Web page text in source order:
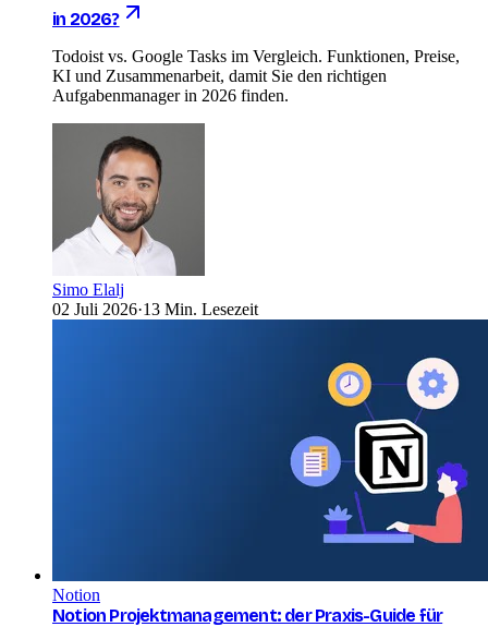
in 2026?
Todoist vs. Google Tasks im Vergleich. Funktionen, Preise,
KI und Zusammenarbeit, damit Sie den richtigen
Aufgabenmanager in 2026 finden.
Simo Elalj
02 Juli 2026·13 Min. Lesezeit
Notion
Notion Projektmanagement: der Praxis-Guide für